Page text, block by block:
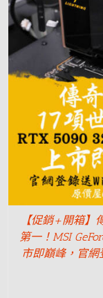
【促銷+開箱】
第一！MSI
市即巔峰，官